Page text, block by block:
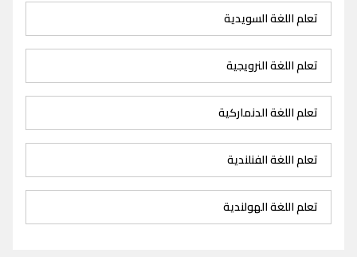
تعلم اللغة السويدية
تعلم اللغة النرويجية
تعلم اللغة الدنماركية
تعلم اللغة الفنلندية
تعلم اللغة الهولندية